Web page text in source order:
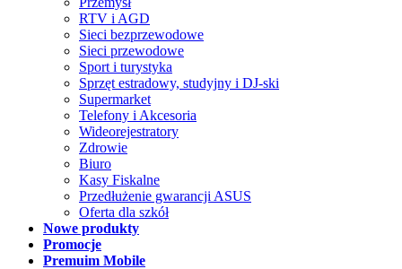
RTV i AGD
Sieci bezprzewodowe
Sieci przewodowe
Sport i turystyka
Sprzęt estradowy, studyjny i DJ-ski
Supermarket
Telefony i Akcesoria
Wideorejestratory
Zdrowie
Biuro
Kasy Fiskalne
Przedłużenie gwarancji ASUS
Oferta dla szkół
Nowe produkty
Promocje
Premuim Mobile